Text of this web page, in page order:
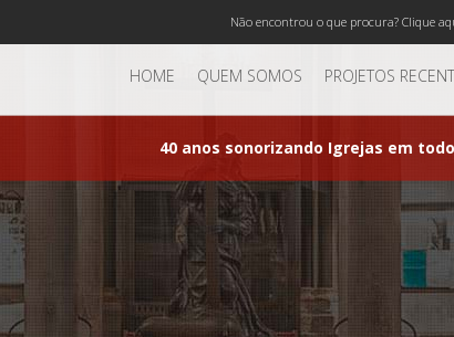
Não encontrou o que procura? Clique
HOME QUEM SOMOS PROJETOS
40 anos sonorizando Igrejas em